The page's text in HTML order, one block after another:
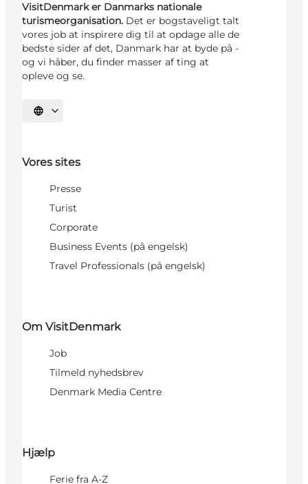
VisitDenmark er Danmarks nationale
turismeorganisation. Det er bogstaveligt talt
vores job at inspirere dig til at opdage alle de
bedste sider af det, Danmark har at byde på -
og vi håber, du finder masser af ting at
opleve og se.
Vælg sprog
Vores sites
Presse
Turist
Corporate
Business Events (på engelsk)
Travel Professionals (på engelsk)
Om VisitDenmark
Job
Tilmeld nyhedsbrev
Denmark Media Centre
Hjælp
Ferie fra A-Z